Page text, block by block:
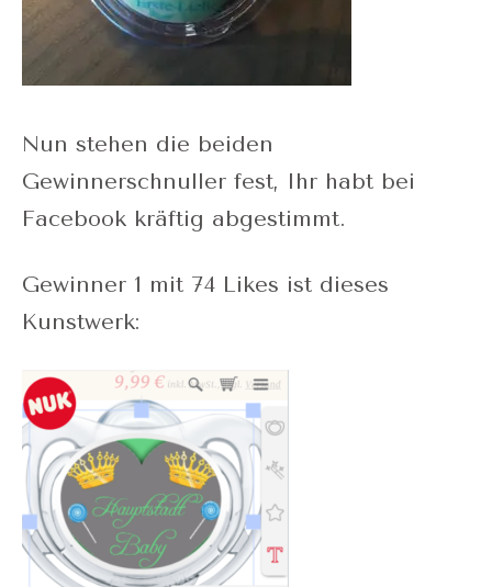
Nun stehen die beiden
Gewinnerschnuller fest, Ihr habt bei
Facebook kräftig abgestimmt.
Gewinner 1 mit 74 Likes ist dieses
Kunstwerk: